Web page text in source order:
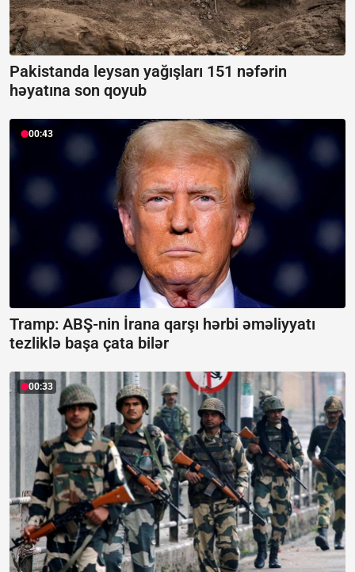
Pakistanda leysan yağışları 151 nəfərin
həyatına son qoyub
00:43
Tramp: ABŞ-nin İrana qarşı hərbi əməliyyatı
tezliklə başa çata bilər
00:33